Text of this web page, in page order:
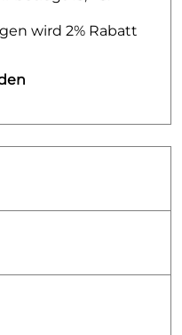
wird 2% Rabatt